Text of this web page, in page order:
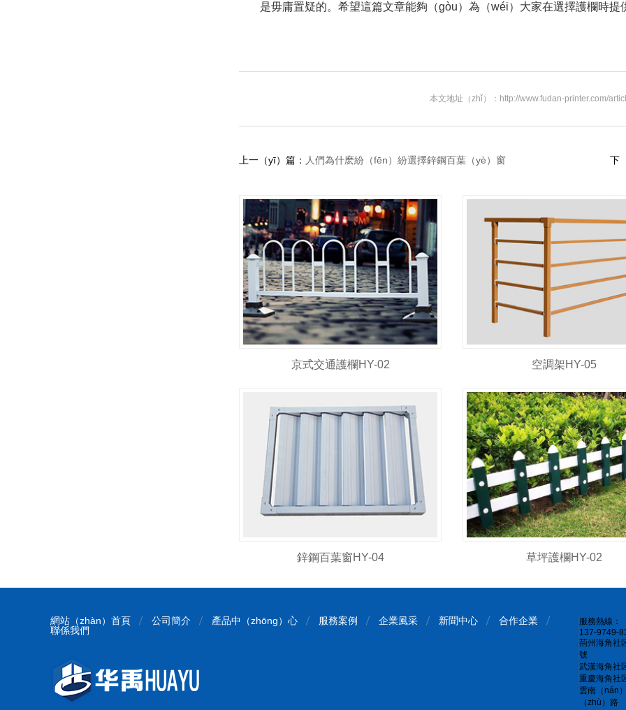
是毋庸置疑的。希望這篇文章能夠（gòu）為（wéi）大家在選擇護欄時
本文地址（zhǐ）：http://www.fudan-printer.com/
上一（yī）篇： 人們為什麽紛（fēn）紛選擇鋅鋼百葉（yè）窗 下
京式交通護欄HY-02 空調架HY-05
鋅鋼百葉窗HY-04 草坪護欄HY-02
網站（zhàn）首頁 公司簡介 產品中（zhōng）心 服務案例 企業風采 新聞中心
合作企業
聯係我們
服務熱線：
137-9749-
荊州海角社
號
武漢海角社
重慶海角社
雲南（nán
（zhù）路